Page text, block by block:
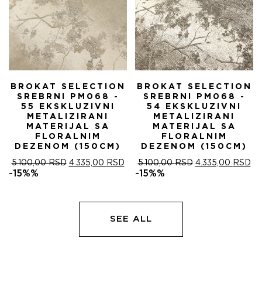
BROKAT SELECTION
SREBRNI PM068 -
55 EKSKLUZIVNI
METALIZIRANI
MATERIJAL SA
FLORALNIM
DEZENOM (150CM)
5.100,00RSD ОРИГИНАЛНА
5.100,00 RSD.
4.335,00 RSDТРЕНУТНА
ЦЕНА
-15%%
BROKAT SELECTION
SREBRNI PM068 -
54 EKSKLUZIVNI
METALIZIRANI
MATERIJAL SA
FLORALNIM
DEZENOM (150CM)
5.100,00RSD ОРИГИНАЛНА
4.335,00 RSD
-15%%
SEE ALL